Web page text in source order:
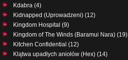
Kdabra (4)
Kidnapped (Uprowadzeni) (12)
Kingdom Hospital (9)
Kingdom of The Winds (Baramui Nara) (19)
Kitchen Confidential (12)
Klątwa upadłych aniołów (Hex) (14)